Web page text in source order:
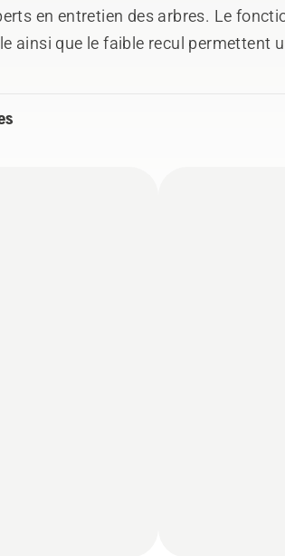
en entretien des arbres. Le
ainsi que le faible recul permettent